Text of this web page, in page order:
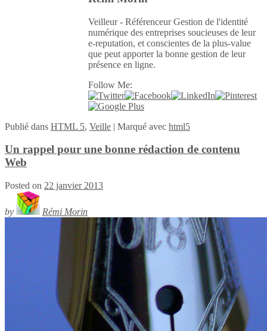
Veilleur - Référenceur Gestion de l'identité
numérique des entreprises soucieuses de leur
e-reputation, et conscientes de la plus-value
que peut apporter la bonne gestion de leur
présence en ligne.
Follow Me:
Publié dans HTML 5, Veille | Marqué avec html5
Un rappel pour une bonne rédaction de contenu
Web
Posted on 22 janvier 2013
by Rémi Morin